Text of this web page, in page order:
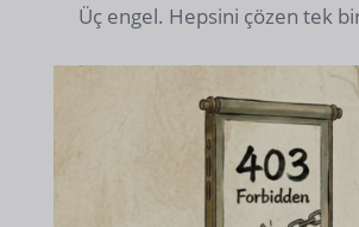
Üç engel. Hepsini çözen tek